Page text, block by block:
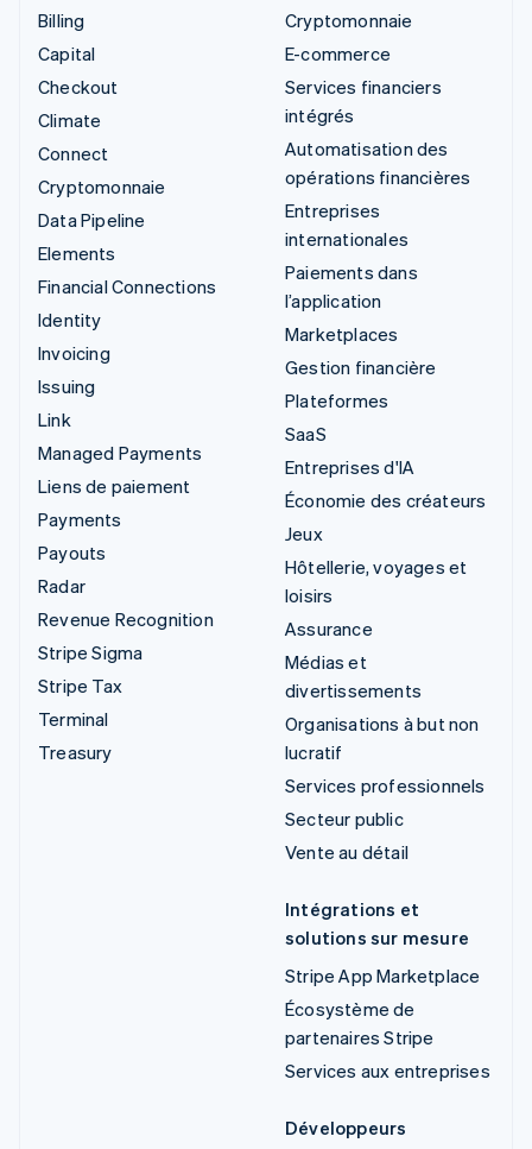
Billing
Capital
Checkout
Climate
Connect
Cryptomonnaie
Data Pipeline
Elements
Financial Connections
Identity
Invoicing
Issuing
Link
Managed Payments
Liens de paiement
Payments
Payouts
Radar
Revenue Recognition
Stripe Sigma
Stripe Tax
Terminal
Treasury
Cryptomonnaie
E-commerce
Services financiers
intégrés
Automatisation des
opérations financières
Entreprises
internationales
Paiements dans
l’application
Marketplaces
Gestion financière
Plateformes
SaaS
Entreprises d'IA
Économie des créateurs
Jeux
Hôtellerie, voyages et
loisirs
Assurance
Médias et
divertissements
Organisations à but non
lucratif
Services professionnels
Secteur public
Vente au détail
Intégrations et
solutions sur mesure
Stripe App Marketplace
Écosystème de
partenaires Stripe
Services aux entreprises
Développeurs